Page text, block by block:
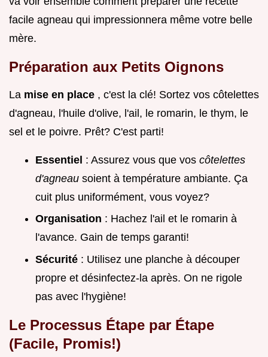
facile agneau qui impressionnera même votre belle
mère.
Préparation aux Petits Oignons
La mise en place , c'est la clé! Sortez vos côtelettes
d'agneau, l'huile d'olive, l'ail, le romarin, le thym, le
sel et le poivre. Prêt? C'est parti!
Essentiel : Assurez vous que vos côtelettes
d'agneau soient à température ambiante. Ça
cuit plus uniformément, vous voyez?
Organisation : Hachez l'ail et le romarin à
l'avance. Gain de temps garanti!
Sécurité : Utilisez une planche à découper
propre et désinfectez-la après. On ne rigole
pas avec l'hygiène!
Le Processus Étape par Étape
(Facile, Promis!)